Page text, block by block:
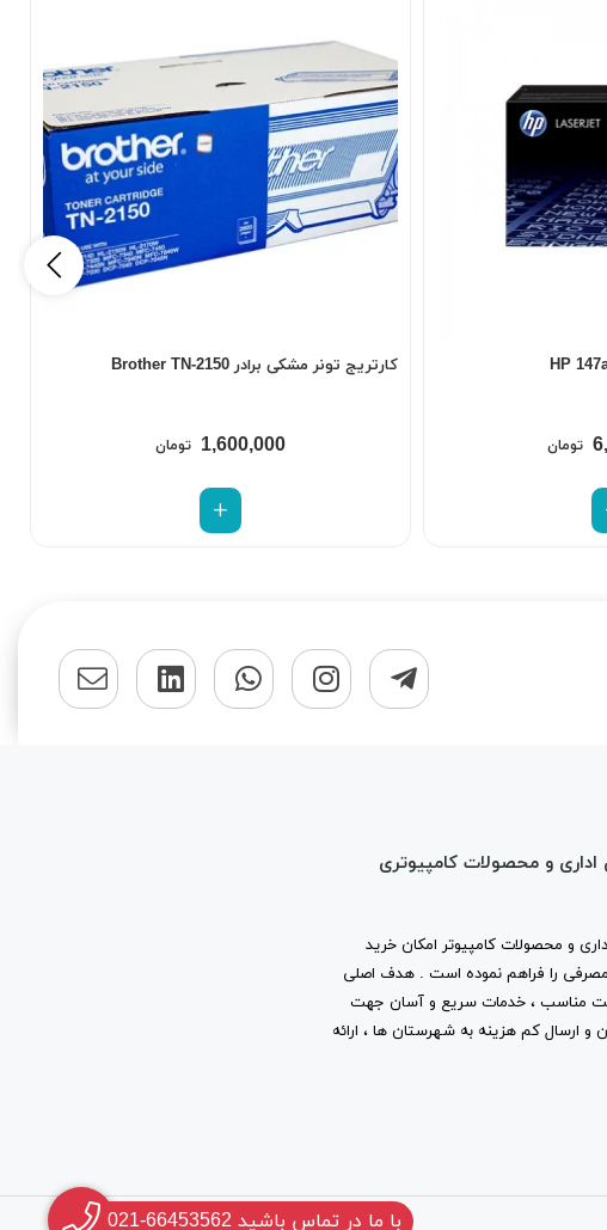
تومان
کارتریج تونر مشکی برادر Brother TN-2150
1,600,000 تومان
و محصولات کامپیوتری
و محصولات کامپیوتر امکان خرید
مصرفی را فراهم نموده است . هدف اصلی
مناسب ، خدمات سریع و آسان جهت
و ارسال کم هزینه به شهرستان ها ، ارائه
با ما در تماس باشید 66453562-021